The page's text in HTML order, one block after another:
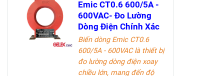
cấp chính xác 2,
giúp đo đạc
chính xác và
bền bỉ với 140
vòng/kWh
Emic CT0.6 600/5A -
600VAC- Đo Lường
Dòng Điện Chính Xác
Biến dòng Emic CT0.6
600/5A - 600VAC là thiết bị
đo lường dòng điện xoay
chiều lớn, mang đến độ